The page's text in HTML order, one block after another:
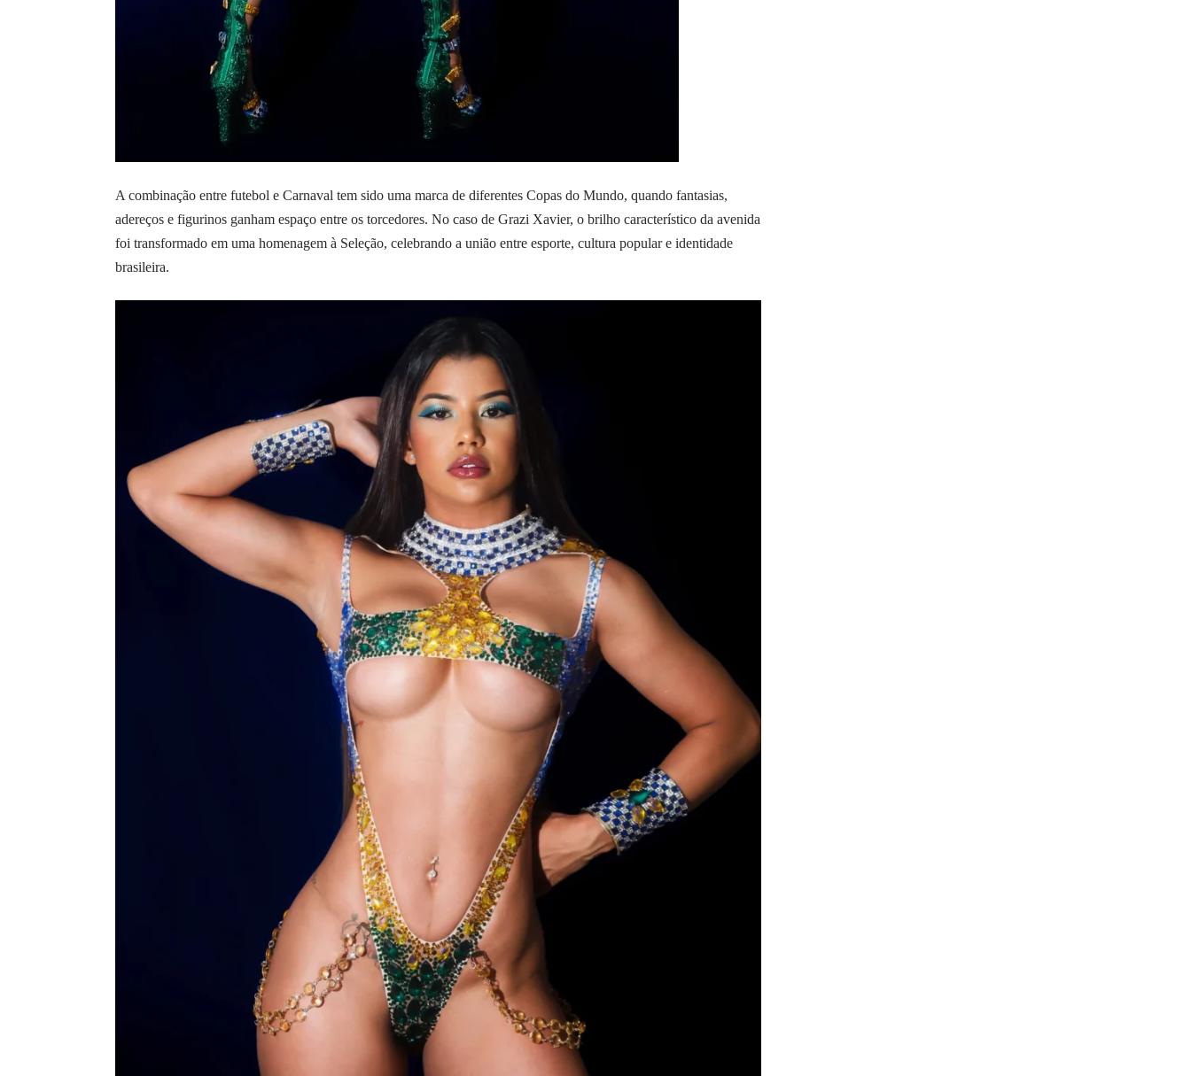
A combinação entre futebol e Carnaval tem sido uma marca de diferentes Copas do Mundo, quando fantasias,
adereços e figurinos ganham espaço entre os torcedores. No caso de Grazi Xavier, o brilho característico da avenida
foi transformado em uma homenagem à Seleção, celebrando a união entre esporte, cultura popular e identidade
brasileira.